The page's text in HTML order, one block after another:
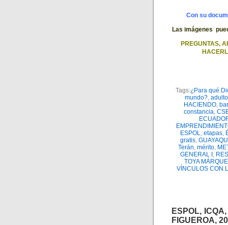
Con su
Las imágenes
PREGUNTAS,
Tags:¿Para qué
mundo?,
HACIENDO,
constancia,
ESPOL, etapas,
gratis,
Terán, mérito,
GENERAL I ,
TOYA
VÍNCULOS CON
ESPOL,
FIGUEROA,